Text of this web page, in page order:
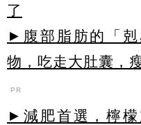
了
►腹部脂肪的「
物，吃走大肚囊，
PR
►減肥首選，檸